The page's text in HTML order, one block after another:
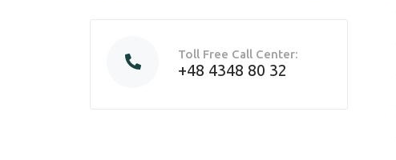
Toll Free Call Center:
+48 4348 80 32